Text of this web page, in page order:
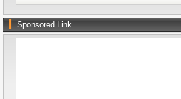
Sponsored Link